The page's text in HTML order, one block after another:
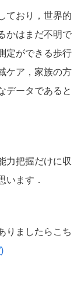
ており，世界的
かはまだ不明で
定ができる歩行
ケア，家族の方
データであると
力把握だけに収
います．
りましたらこち
)